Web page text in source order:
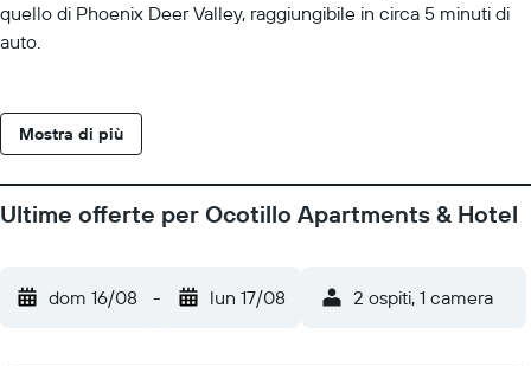
quello di Phoenix Deer Valley, raggiungibile in circa 5 minuti di
auto.
Mostra di più
Ultime offerte per Ocotillo Apartments & Hotel
dom 16/08 - lun 17/08 2 ospiti, 1 camera